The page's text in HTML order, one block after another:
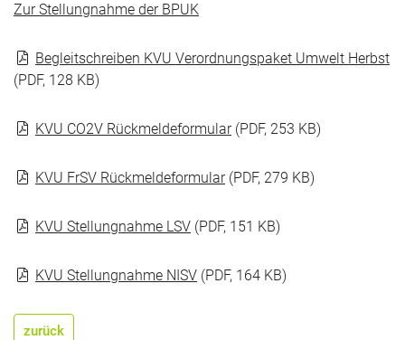
Zur Stellungnahme der BPUK
Begleitschreiben KVU Verordnungspaket Umwelt Herbst
(PDF, 128 KB)
KVU CO2V Rückmeldeformular(PDF, 253 KB)
KVU FrSV Rückmeldeformular(PDF, 279 KB)
KVU Stellungnahme LSV (PDF, 151 KB)
KVU Stellungnahme NISV (PDF, 164 KB)
zurück